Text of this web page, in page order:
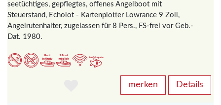
seetüchtiges, gepflegtes, offenes Angelboot mit
Steuerstand, Echolot - Kartenplotter Lowrance 9 Zoll,
Angelrutenhalter, zugelassen für 8 Pers., FS-frei vor Geb.-
Dat. 1980.
Details
merken